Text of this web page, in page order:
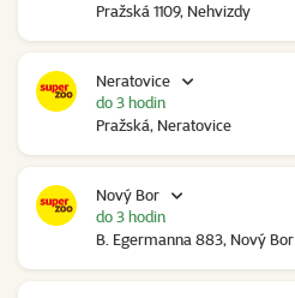
Pražská 1109, Nehvizdy
Neratovice
Pražská, Neratovice
do 3 hodin
Nový Bor
B. Egermanna 883, Nový Bor
do 3 hodin